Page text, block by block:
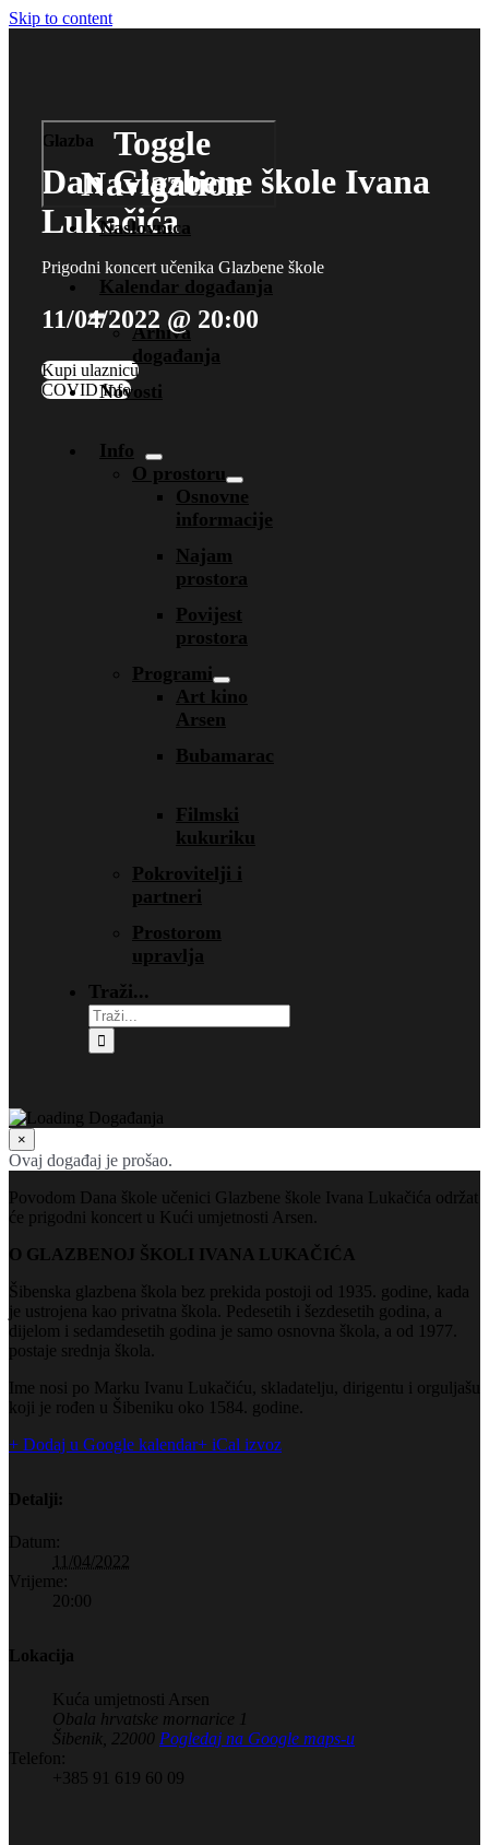
Skip to content
Toggle
Navigation
Naslovnica
Kalendar događanja
Arhiva
događanja
Novosti
Info
O prostoru
Osnovne
informacije
Najam
prostora
Povijest
prostora
Programi
Art kino
Arsen
Bubamarac
Filmski
kukuriku
Pokrovitelji i
partneri
Prostorom
upravlja
Traži...
Glazba
Dan Glazbene škole Ivana
Lukačića
Prigodni koncert učenika Glazbene škole
11/04/2022 @ 20:00
Kupi ulaznicu
COVID Info
×
Ovaj događaj je prošao.
Povodom Dana škole učenici Glazbene škole Ivana Lukačića održat
će prigodni koncert u Kući umjetnosti Arsen.
O GLAZBENOJ ŠKOLI IVANA LUKAČIĆA
Šibenska glazbena škola bez prekida postoji od 1935. godine, kada
je ustrojena kao privatna škola. Pedesetih i šezdesetih godina, a
dijelom i sedamdesetih godina je samo osnovna škola, a od 1977.
postaje srednja škola.
Ime nosi po Marku Ivanu Lukačiću, skladatelju, dirigentu i orguljašu
koji je rođen u Šibeniku oko 1584. godine.
+ Dodaj u Google kalendar+ iCal izvoz
Detalji:
Datum:
11/04/2022
Vrijeme:
20:00
Lokacija
Kuća umjetnosti Arsen
Obala hrvatske mornarice 1
Šibenik
22000 Pogledaj na Google maps-u
Telefon:
+385 91 619 60 09